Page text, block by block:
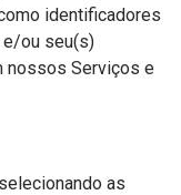
identificadores
ou seu(s)
nossos Serviços e
as